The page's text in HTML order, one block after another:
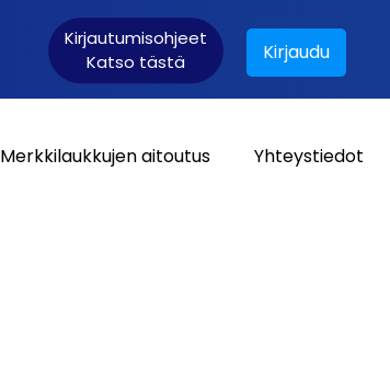
Kirjautumisohjeet
Katso tästä Kirjaudu
Merkkilaukkujen aitoutus Yhteystiedot